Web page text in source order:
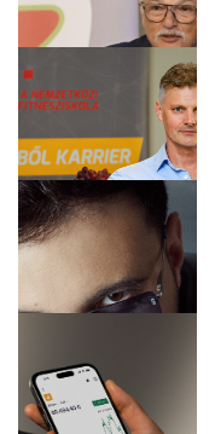
Befektetés
Content Lab HUB